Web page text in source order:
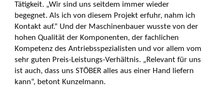
Tätigkeit. „Wir sind uns seitdem immer wieder
begegnet. Als ich von diesem Projekt erfuhr, nahm ich
Kontakt auf.“ Und der Maschinenbauer wusste von der
hohen Qualität der Komponenten, der fachlichen
Kompetenz des Antriebsspezialisten und vor allem vom
sehr guten Preis-Leistungs-Verhältnis. „Relevant für uns
ist auch, dass uns STÖBER alles aus einer Hand liefern
kann“, betont Kunzelmann.